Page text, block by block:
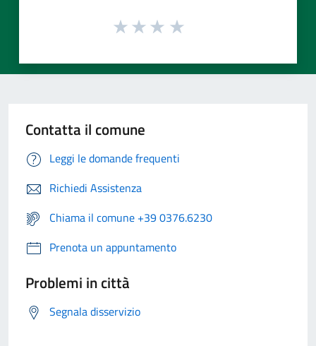
Contatta il comune
Leggi le domande frequenti
Richiedi Assistenza
Chiama il comune +39 0376.6230
Prenota un appuntamento
Problemi in città
Segnala disservizio